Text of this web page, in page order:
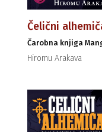
Čelični
Čarobna knjiga
Hiromu Arakava